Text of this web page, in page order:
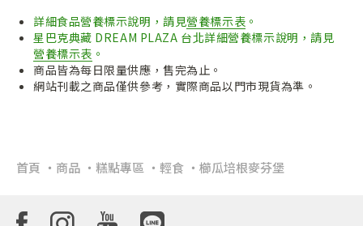
詳細食品營養標示說明，請見營養標示表 。
星巴克典藏 DREAM PLAZA 台北詳細營養標示說明，請見
營養標示表 。
商品皆為每日限量供應，售完為止。
網站刊載之商品僅供參考，實際商品以門市現貨為準。
首頁 商品 糕點專區 輕食 櫛瓜培根麥芬堡